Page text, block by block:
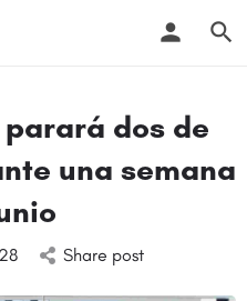
dos de
una semana
28 Share post